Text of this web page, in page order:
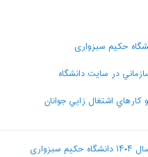
در سايت دانشگاه
اشتغال زايي جوانان